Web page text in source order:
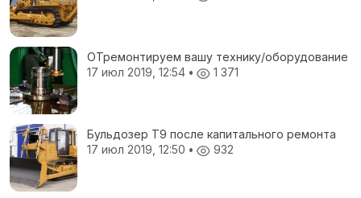
ОТремонтируем вашу технику/оборудование
17 июл 2019, 12:54 • 1 371
Бульдозер Т9 после капитального ремонта
17 июл 2019, 12:50 • 932